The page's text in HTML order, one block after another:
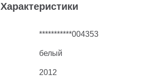
Характеристики
***********004353
белый
2012